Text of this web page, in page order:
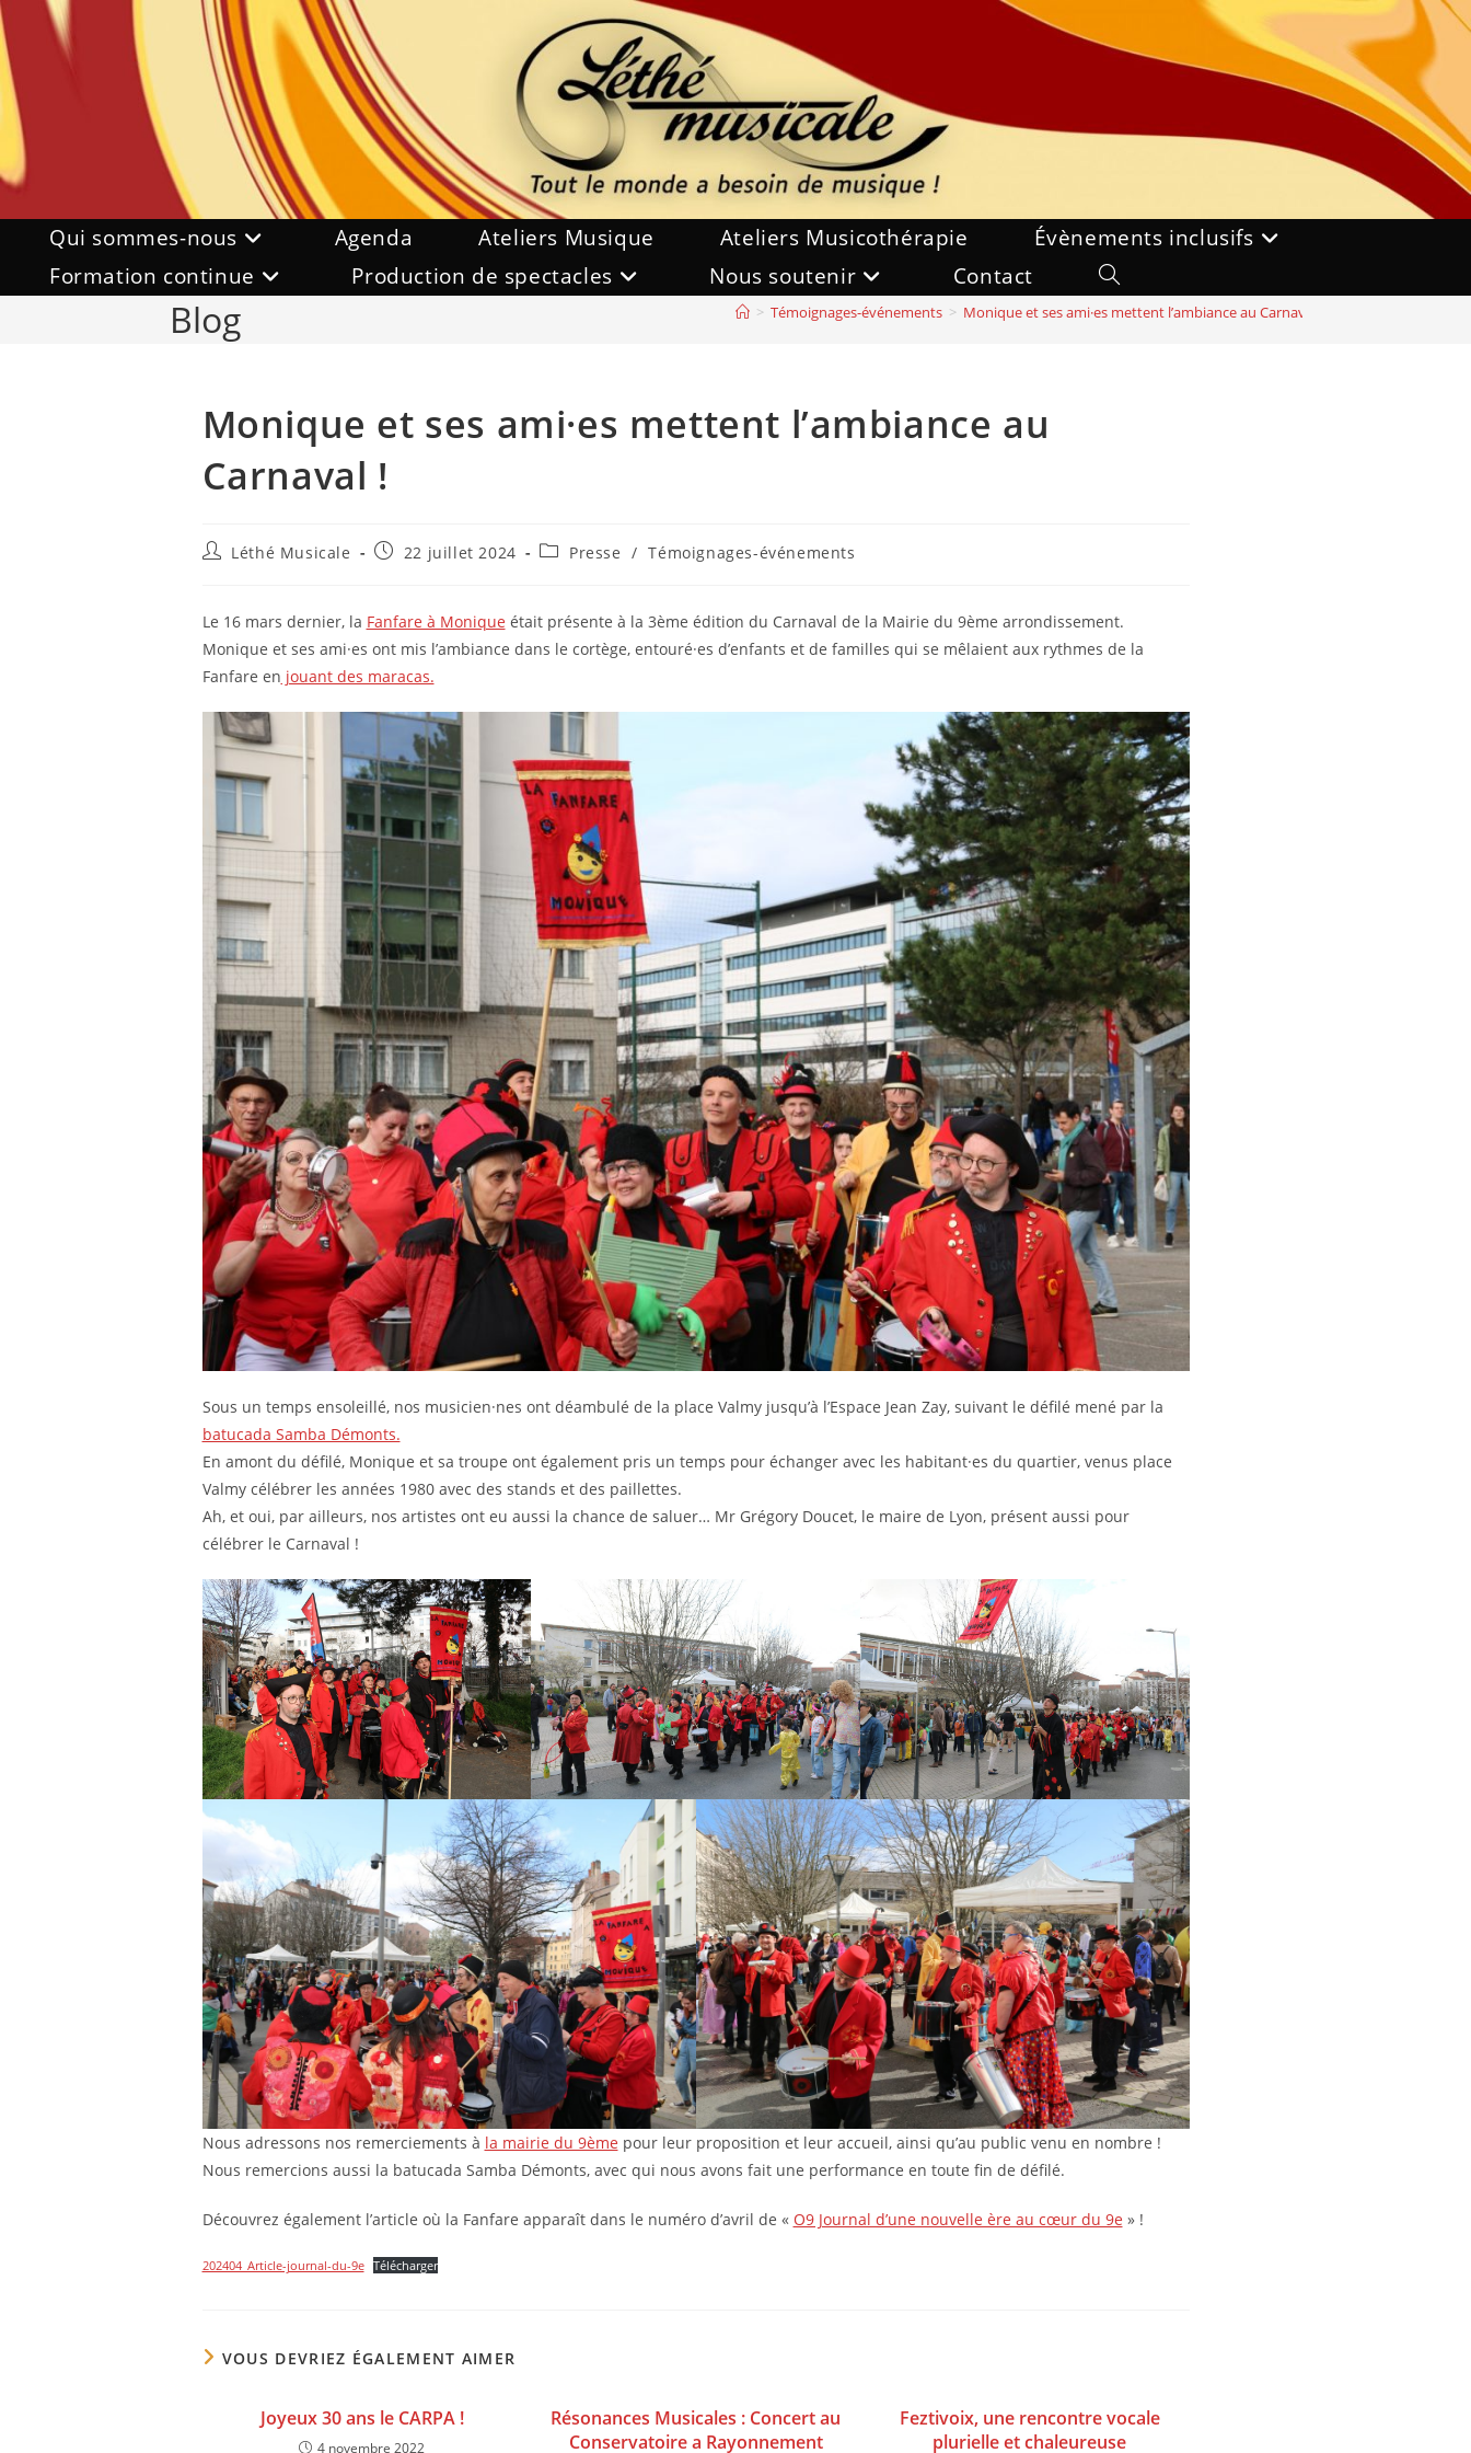
Skip
to
content
Qui sommes-nous Agenda Ateliers Musique Ateliers Musicothérapie
Évènements inclusifs
Formation continue
Production de spectacles Nous soutenir Contact
Toggle
website
Blog > Témoignages-événements > Monique et ses ami·es mettent l’ambiance au Carnaval !
Monique et ses ami·es mettent l’ambiance au
Carnaval !
Auteur/autrice
publication :
Léthé Musicale
Publication
22 juillet 2024
PostPresse / Témoignages-événements
Le 16 mars dernier, la Fanfare à Monique était présente à la 3ème édition du Carnaval de la Mairie du 9ème arrondissement.
Monique et ses ami·es ont mis l’ambiance dans le cortège, entouré·es d’enfants et de familles qui se mêlaient aux rythmes de la
Fanfare en jouant des maracas.
Sous un temps ensoleillé, nos musicien·nes ont déambulé de la place Valmy jusqu’à l’Espace Jean Zay, suivant le défilé mené par la
batucada Samba Démonts.
En amont du défilé, Monique et sa troupe ont également pris un temps pour échanger avec les habitant·es du quartier, venus place
Valmy célébrer les années 1980 avec des stands et des paillettes.
Ah, et oui, par ailleurs, nos artistes ont eu aussi la chance de saluer… Mr Grégory Doucet, le maire de Lyon, présent aussi pour
célébrer le Carnaval !
Nous adressons nos remerciements à la mairie du 9ème pour leur proposition et leur accueil, ainsi qu’au public venu en nombre !
Nous remercions aussi la batucada Samba Démonts, avec qui nous avons fait une performance en toute fin de défilé.
Découvrez également l’article où la Fanfare apparaît dans le numéro d’avril de « O9 Journal d’une nouvelle ère au cœur du 9e » !
202404_Article-journal-du-9e Télécharger
VOUS DEVRIEZ ÉGALEMENT AIMER
Joyeux 30 ans le CARPA !
4 novembre 2022
Résonances Musicales : Concert au
Conservatoire a Rayonnement
Feztivoix, une rencontre vocale
plurielle et chaleureuse